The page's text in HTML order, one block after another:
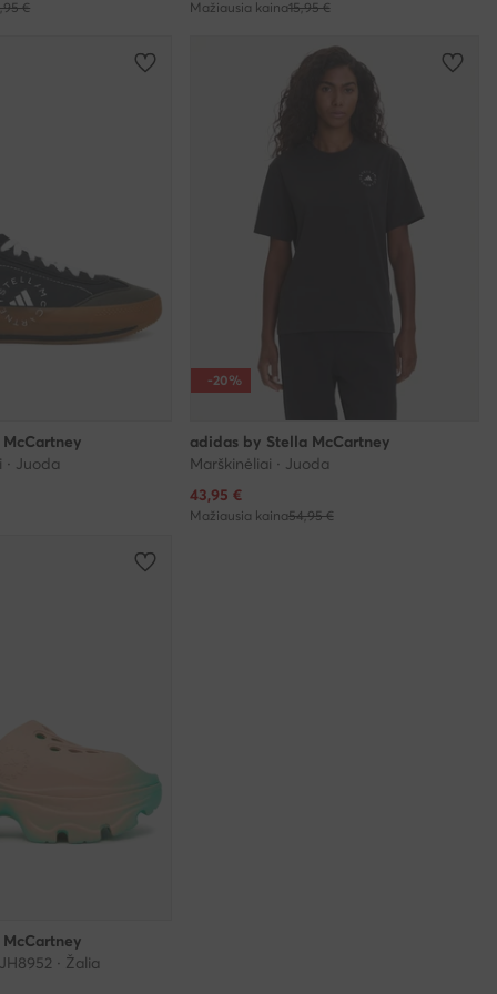
€ Mažiausia kaina15,95 €
Juoda
-20%
adidas by Stella McCartney
Marškinėliai · Juoda
Dabartinė kaina
43,95 €
Mažiausia kaina54,95 €
· Žalia